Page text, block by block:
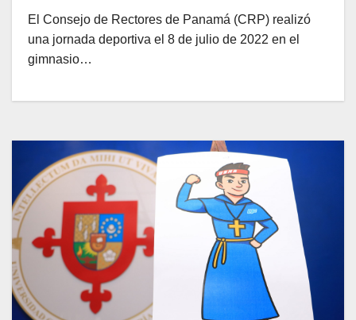
El Consejo de Rectores de Panamá (CRP) realizó
una jornada deportiva el 8 de julio de 2022 en el
gimnasio…